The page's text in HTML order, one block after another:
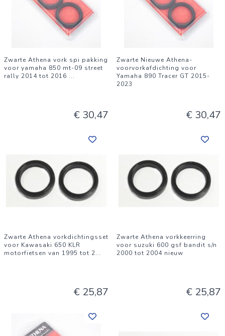
Zwarte Athena vork spi pakking
voor yamaha 850 mt-09 street
rally 2014 tot 2016 ...
€ 30,47
Zwarte Nieuwe Athena-
voorvorkafdichting voor
Yamaha 890 Tracer GT 2015-
2023
€ 30,47
Zwarte Athena vorkdichtingsset
voor Kawasaki 650 KLR
motorfietsen van 1995 tot 2...
€ 25,87
Zwarte Athena vorkkeerring
voor suzuki 600 gsf bandit s/n
2000 tot 2004 nieuw
€ 25,87